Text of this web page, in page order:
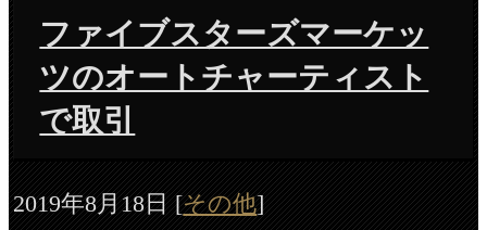
ファイブスターズマーケッ
ツのオートチャーティスト
で取引
2019年8月18日[その他]